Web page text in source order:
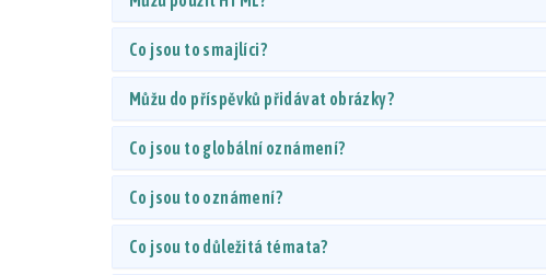
Co jsou to smajlíci?
Můžu do příspěvků přidávat obrázky?
Co jsou to globální oznámení?
Co jsou to oznámení?
Co jsou to důležitá témata?